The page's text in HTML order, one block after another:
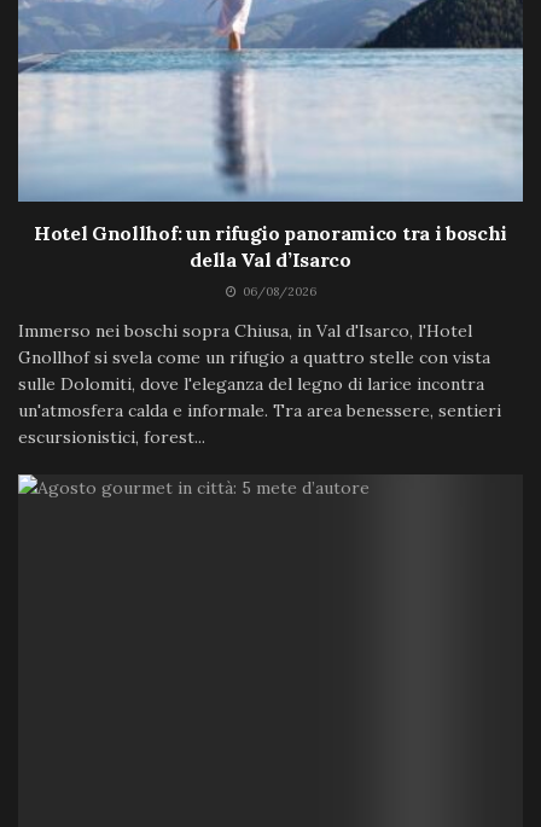
Hotel Gnollhof: un rifugio panoramico tra i boschi
della Val d’Isarco
06/08/2026
Immerso nei boschi sopra Chiusa, in Val d'Isarco, l'Hotel
Gnollhof si svela come un rifugio a quattro stelle con vista
sulle Dolomiti, dove l'eleganza del legno di larice incontra
un'atmosfera calda e informale. Tra area benessere, sentieri
escursionistici, forest...